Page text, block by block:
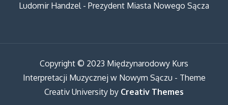
Ludomir Handzel - Prezydent Miasta Nowego Sącza
Copyright © 2023 Międzynarodowy Kurs
Interpretacji Muzycznej w Nowym Sączu - Theme
Creativ University by Creativ Themes